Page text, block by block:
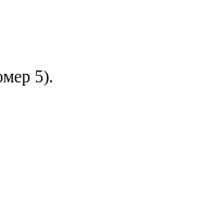
5).